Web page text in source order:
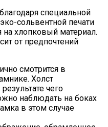
специальной
сольвентной печати
хлопковый материал.
от предпочтений
смотрится в
Холст
чего
наблюдать на боках
в этом случае